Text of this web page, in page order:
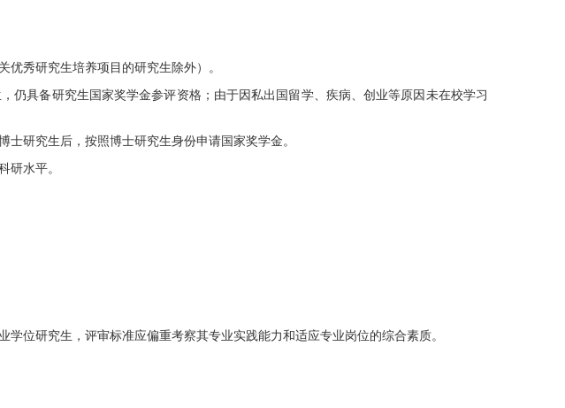
秀研究生培养项目的研究生除外）。
仍具备研究生国家奖学金参评资格；由于因私出国留学、疾病、创业等原因未在校学习
研究生后，按照博士研究生身份申请国家奖学金。
研水平。
位研究生，评审标准应偏重考察其专业实践能力和适应专业岗位的综合素质。